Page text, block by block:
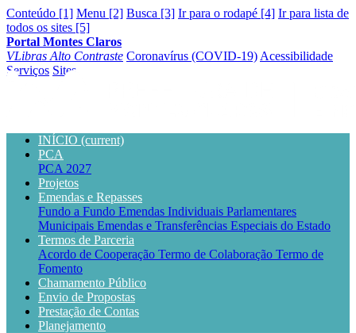
Conteúdo [1] Menu [2] Busca [3] Ir para o rodapé [4] Ir para lista de
todos os sites [5]
Portal Montes Claros
VLibras Alto Contraste Coronavírus (COVID-19) Acessibilidade
Serviços Sites
INÍCIO (current)
PCA
PCA 2027
Projetos
Emendas e Repasses
Fundo a Fundo Emendas Individuais Parlamentares
Municipais Emendas e Transferências Especiais do Estado
Termos de Parceria
Acordo de Cooperação Termo de Colaboração Termo de
Fomento
Chamamento Público
Envio de Propostas
Prestação de Contas
Planejamento